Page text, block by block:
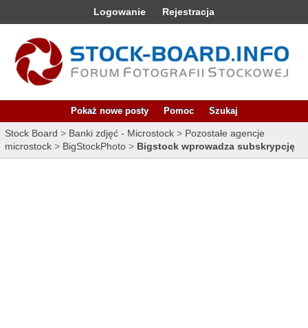
Logowanie Rejestracja
Pokaż nowe posty Pomoc Szukaj
Stock Board > Banki zdjęć - Microstock > Pozostałe agencje
microstock > BigStockPhoto > Bigstock wprowadza subskrypcję